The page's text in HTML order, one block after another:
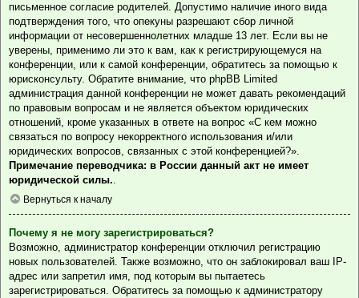
письменное согласие родителей. Допустимо наличие иного вида
подтверждения того, что опекуны разрешают сбор личной
информации от несовершеннолетних младше 13 лет. Если вы не
уверены, применимо ли это к вам, как к регистрирующемуся на
конференции, или к самой конференции, обратитесь за помощью к
юрисконсульту. Обратите внимание, что phpBB Limited
администрация данной конференции не может давать рекомендаций
по правовым вопросам и не является объектом юридических
отношений, кроме указанных в ответе на вопрос «С кем можно
связаться по вопросу некорректного использования и/или
юридических вопросов, связанных с этой конференцией?».
Примечание переводчика: в России данный акт не имеет
юридической силы..
Вернуться к началу
Почему я не могу зарегистрироваться?
Возможно, администратор конференции отключил регистрацию
новых пользователей. Также возможно, что он заблокировал ваш IP-
адрес или запретил имя, под которым вы пытаетесь
зарегистрироваться. Обратитесь за помощью к администратору